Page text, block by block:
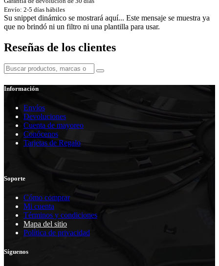
Envío: 2-5 días hábiles
Su snippet dinámico se mostrará aquí... Este mensaje se muestra ya
que no brindó ni un filtro ni una plantilla para usar.
Reseñas de los clientes
Información
Envíos
Devoluciones
Cuenta de mayoreo
Conócenos
Tarjetas de Regalo
Soporte
Cómo comprar
Mi cuenta
Términos y condiciones
Mapa del sitio
Política de privacidad
Síguenos